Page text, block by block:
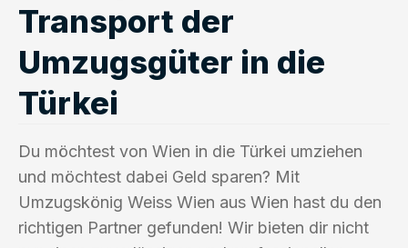
Transport der
Umzugsgüter in die
Türkei
Du möchtest von Wien in die Türkei umziehen
und möchtest dabei Geld sparen? Mit
Umzugskönig Weiss Wien aus Wien hast du den
richtigen Partner gefunden! Wir bieten dir nicht